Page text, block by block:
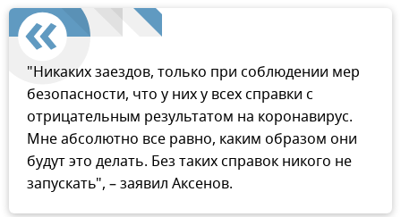
"Никаких заездов, только при соблюдении мер
безопасности, что у них у всех справки с
отрицательным результатом на коронавирус.
Мне абсолютно все равно, каким образом они
будут это делать. Без таких справок никого не
запускать", – заявил Аксенов.